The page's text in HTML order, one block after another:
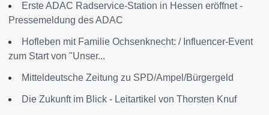
Erste ADAC Radservice-Station in Hessen eröffnet -
Pressemeldung des ADAC
Hofleben mit Familie Ochsenknecht: / Influencer-Event
zum Start von "Unser...
Mitteldeutsche Zeitung zu SPD/Ampel/Bürgergeld
Die Zukunft im Blick - Leitartikel von Thorsten Knuf